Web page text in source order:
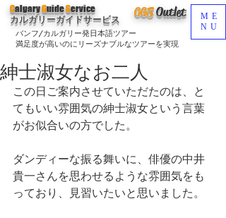
CGSOutlet
バンフ/カルガリー発日本語ツアー
満足度が高いのにリーズナブルなツアーを実現
CalgaryGuideService
カルガリーガイドサービス
ME
NU
紳士淑女なお二人
この日ご案内させていただたのは、と
てもいい雰囲気の紳士淑女という言葉
がお似合いの方でした。
ダンディーな振る舞いに、俳優の中井
貴一さんを思わせるような雰囲気をも
っており、見習いたいと思いました。